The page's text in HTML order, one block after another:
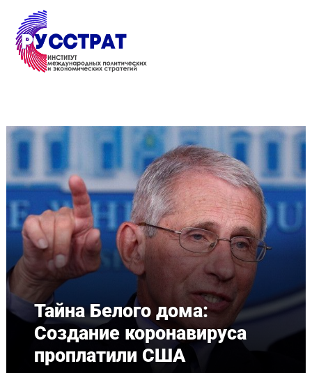
Перейти к основному содержанию
Тайна Белого дома:
Создание коронавируса
проплатили США